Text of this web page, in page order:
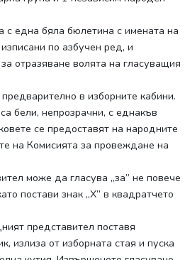
с една бяла бюлетина с имената на
по азбучен ред, и
отразяване волята на гласуващия
в изборните кабини.
бели, непрозрачни, с еднакъв
се предоставят на народните
на Комисията за провеждане на
може да гласува „за” не повече
постави знак „Х” в квадратчето
представител поставя
излиза от изборната стая и пуска